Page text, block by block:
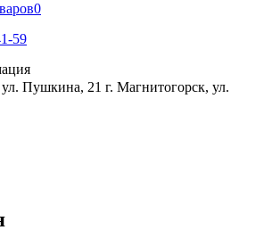
0
59
Пушкина, 21 г. Магнитогорск, ул.